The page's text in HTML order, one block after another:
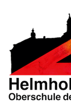
springen